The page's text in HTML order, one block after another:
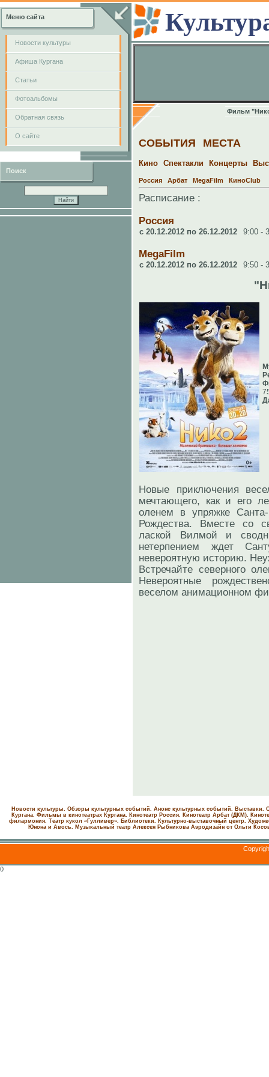
Меню сайта
Новости культуры
Афиша Кургана
Cтатьи
Фотоальбомы
Обратная связь
О сайте
Поиск
Фильм
СОБЫТИЯ МЕСТА
Кино Спектакли Концерты
Россия Арбат MegaFilm КиноClub
Расписание :
Россия
c 20.12.2012 по 26.12.2012 9:00 -
MegaFilm
c 20.12.2012 по 26.12.2012 9:50 -
Новые приключения
мечтающего, как и его
оленем в упряжке
Рождества. Вместе со
лаской Вилмой и
нетерпением ждет
невероятную историю.
Встречайте северного
Невероятные
веселом анимационном
Новости культуры. Обзоры культурных событий. Анонс культурных событий. Выставки.
Кургана. Фильмы в кинотеатрах Кургана.
Кинотеатр Россия. Кинотеатр Арбат (ДКМ).
филармония. Театр кукол «Гулливер». Библиотеки. Культурно-выставочный центр.
Юнона и Авось. Музыкальный театр Алексея Рыбникова Аэродизайн от Ольги
0